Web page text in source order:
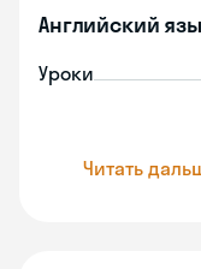
Английский
Уроки
Читать